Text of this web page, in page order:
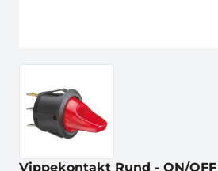
Vippekontakt Rund - ON/OFF